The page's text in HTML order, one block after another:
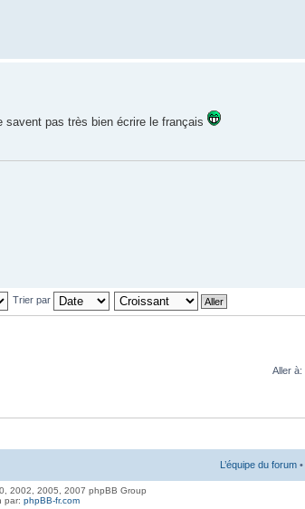
pas très bien écrire le français
Trier par
Aller à:
L’équipe du forum •
2002, 2005, 2007 phpBB Group
par: phpBB-fr.com